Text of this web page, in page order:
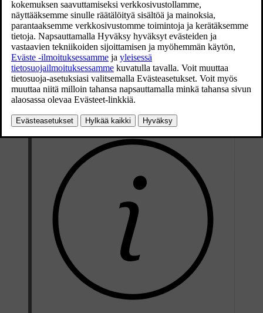
Päivitetty 19.03.2020
Toiminto, joka on pois toiminnasta, kun auto toimitetaan tehtaalta,
voidaan aktivoida tai deaktivoida keskinäytössä.
PainakaaAsetuksetkeskinäytön päänäkymässä.
Painakaa painikettaMy Car→Lukitus
ValitkaaAurinkokaihtimen autom. sulkeminen
aktivoimiseksi/deaktivoimiseksi.